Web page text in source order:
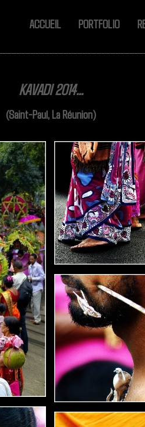
ACCUEIL PORTFOLIO
KAVADI 2014...
(Saint-Paul, La Réunion)